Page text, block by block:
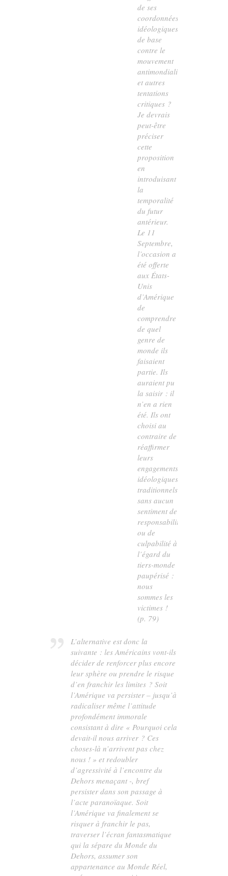
de ses
coordonnées
idéologiques
de base
contre le
mouvement
antimondialiste
et autres
tentations
critiques ?
Je devrais
peut-être
préciser
cette
proposition
en
introduisant
la
temporalité
du futur
antérieur.
Le 11
Septembre,
l’occasion a
été offerte
aux États-
Unis
d’Amérique
de
comprendre
de quel
genre de
monde ils
faisaient
partie. Ils
auraient pu
la saisir : il
n’en a rien
été. Ils ont
choisi au
contraire de
réaffirmer
leurs
engagements
idéologiques
traditionnels,
sans aucun
sentiment de
responsabilité
ou de
culpabilité à
l’égard du
tiers-monde
paupérisé :
nous
sommes les
victimes !
(p. 79)
L’alternative est donc la
suivante : les Américains vont-ils
décider de renforcer plus encore
leur sphère ou prendre le risque
d’en franchir les limites ? Soit
l’Amérique va persister – jusqu’à
radicaliser même l’attitude
profondément immorale
consistant à dire « Pourquoi cela
devait-il nous arriver ? Ces
choses-là n’arrivent paschez
nous ! » et redoubler
d’agressivité à l’encontre du
Dehors menaçant -, bref
persister dans son passage à
l’acte paranoïaque. Soit
l’Amérique va finalement se
risquer à franchir le pas,
traverser l’écran fantasmatique
qui la sépare du Monde du
Dehors, assumer son
appartenance au Monde Réel,